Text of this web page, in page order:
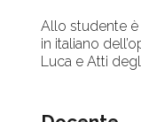
Allo studente è
in italiano
Luca e Atti